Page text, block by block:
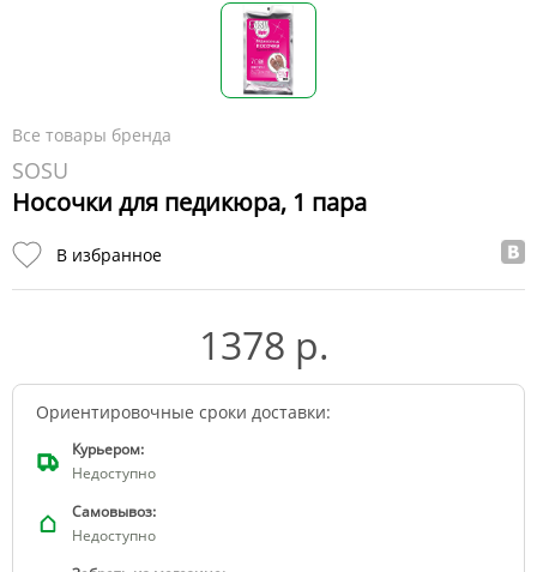
Все товары бренда
SOSU
Носочки для педикюра, 1 пара
В избранное
1378 р.
Ориентировочные сроки доставки:
Курьером:
Недоступно
Самовывоз:
Недоступно